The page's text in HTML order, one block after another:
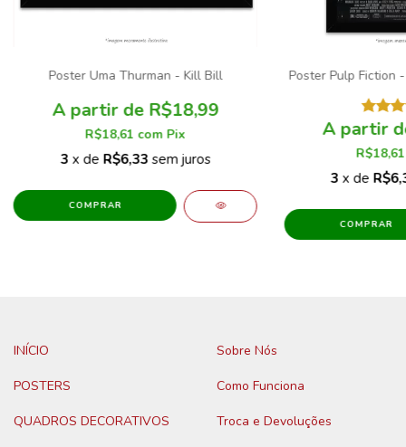
Poster Uma Thurman - Kill Bill
R$18,99
R$18,61 com Pix
3 x de R$6,33 sem juros
COMPRAR
Poster Pulp Fiction
3 x de
COMPRAR
INÍCIO
POSTERS
QUADROS DECORATIVOS
Sobre Nós
Como Funciona
Troca e Devoluções